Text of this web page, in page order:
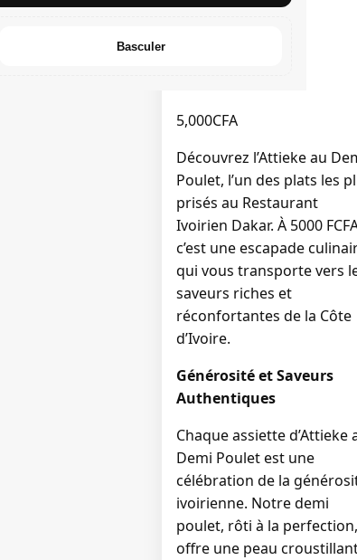
Basculer
5,000CFA
Découvrez l’Attieke au
Poulet, l’un des plats les
prisés au Restaurant
Ivoirien Dakar. À 5000
c’est une escapade
qui vous transporte vers
saveurs riches et
réconfortantes de la Côte
d’Ivoire.
Générosité et Saveurs
Authentiques
Chaque assiette d’Attieke
Demi Poulet est une
célébration de la
ivoirienne. Notre demi
poulet, rôti à la perfection,
offre une peau